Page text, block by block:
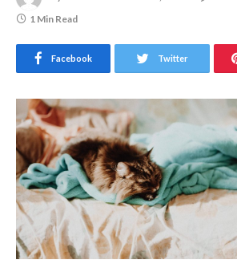
1 Min Read
Facebook Twitter